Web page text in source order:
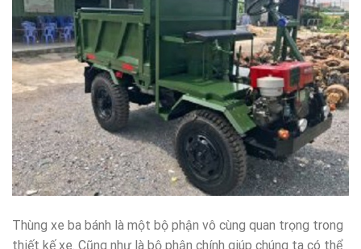
Thùng xe ba bánh là một bộ phận vô cùng quan trọng trong
thiết kế xe. Cũng như là bộ phận chính giúp chúng ta có thể